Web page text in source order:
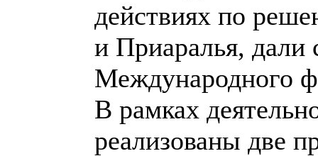
действиях по
и Приаралья, дали
Международного
В рамках
реализованы две